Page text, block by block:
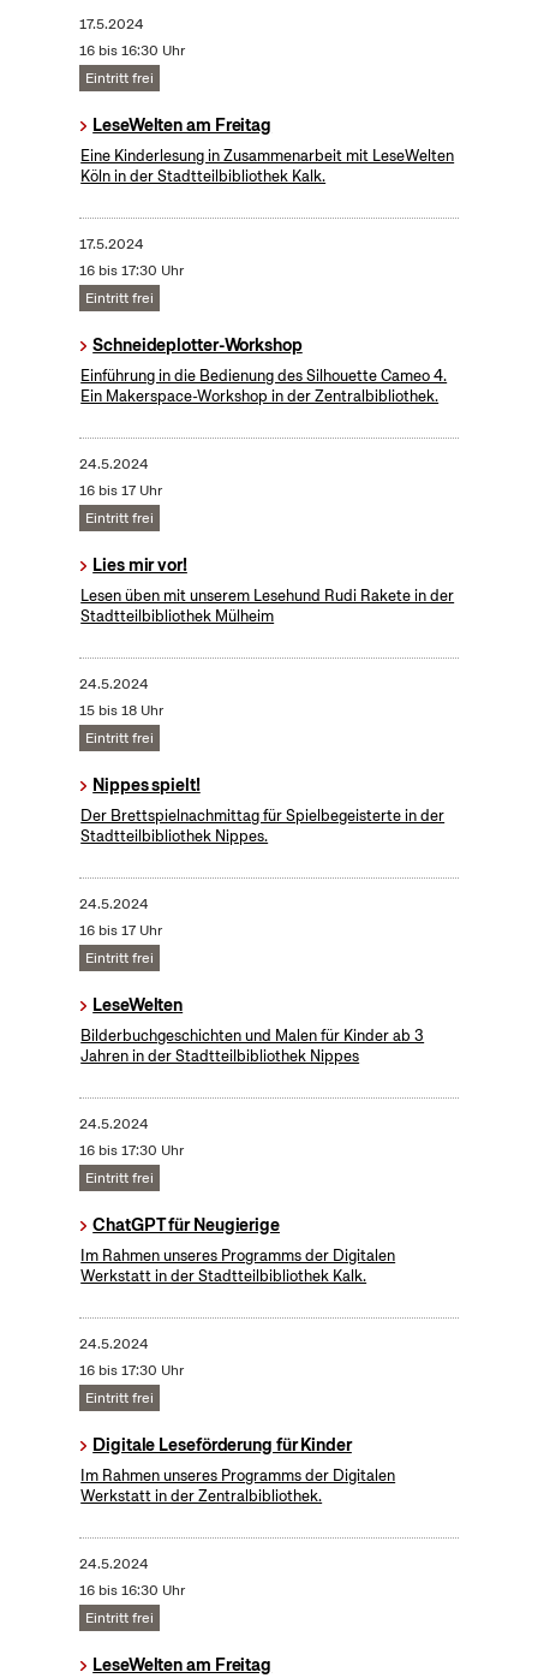
17.5.2024
16 bis 16:30 Uhr
Eintritt frei
LeseWelten am Freitag
Eine Kinderlesung in Zusammenarbeit mit LeseWelten
Köln in der Stadtteilbibliothek Kalk.
17.5.2024
16 bis 17:30 Uhr
Eintritt frei
Schneideplotter-Workshop
​Einführung in die Bedienung des Silhouette Cameo 4.
Ein Makerspace-Workshop in der Zentralbibliothek.
24.5.2024
16 bis 17 Uhr
Eintritt frei
Lies mir vor!
Lesen üben mit unserem Lesehund Rudi Rakete in der
Stadtteilbibliothek Mülheim
24.5.2024
15 bis 18 Uhr
Eintritt frei
Nippes spielt!
Der Brettspielnachmittag für Spielbegeisterte in der
Stadtteilbibliothek Nippes.
24.5.2024
16 bis 17 Uhr
Eintritt frei
LeseWelten
Bilderbuchgeschichten und Malen für Kinder ab 3
Jahren in der Stadtteilbibliothek Nippes
24.5.2024
16 bis 17:30 Uhr
Eintritt frei
ChatGPT für Neugierige
Im Rahmen unseres Programms der Digitalen
Werkstatt in der Stadtteilbibliothek Kalk.
24.5.2024
16 bis 17:30 Uhr
Eintritt frei
Digitale Leseförderung für Kinder
Im Rahmen unseres Programms der Digitalen
Werkstatt in der Zentralbibliothek.
24.5.2024
16 bis 16:30 Uhr
Eintritt frei
LeseWelten am Freitag